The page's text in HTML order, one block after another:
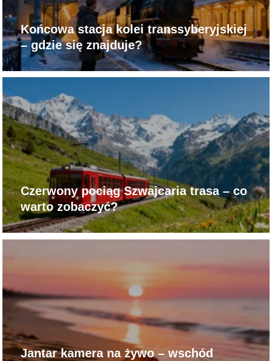
Końcowa stacja kolei transsyberyjskiej
– gdzie się znajduje?
Czerwony pociąg Szwajcaria trasa – co
warto zobaczyć?
Jantar kamera na żywo – wschód